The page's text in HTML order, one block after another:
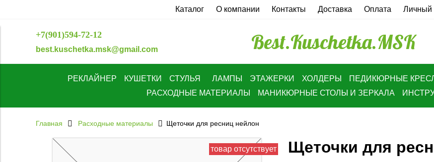
Каталог О компании Контакты Доставка Оплата Личный
+7(901)594-72-12
best.kuschetka.msk@gmail.com Best.Kuschetka.MSK
РЕКЛАЙНЕР КУШЕТКИ СТУЛЬЯ ЛАМПЫ ЭТАЖЕРКИ ХОЛДЕРЫ ПЕДИКЮРНЫЕ
РАСХОДНЫЕ МАТЕРИАЛЫ
МАНИКЮРНЫЕ СТОЛЫ И ЗЕРКАЛА
Главная Расходные материалы Щеточки для ресниц нейлон
товар отсутствует
Щеточки для